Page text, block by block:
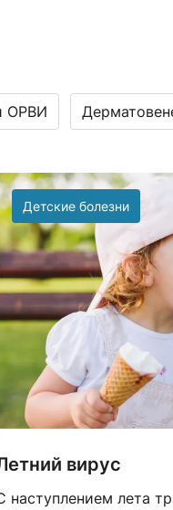
ОРВИ
Детские болезни
вирус
наступлением лета